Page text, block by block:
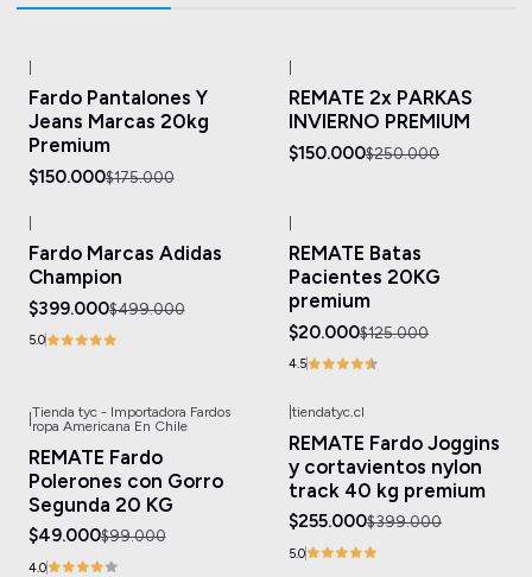
Agotado
Fardo Pantalones Y
Jeans Marcas 20kg
Premium
$150.000$175.000
REMATE 2x PARKAS
INVIERNO PREMIUM
$150.000$250.000
Fardo Marcas Adidas
Champion
$399.000$499.000
5.0
REMATE Batas
Pacientes 20KG
premium
$20.000$125.000
4.5
-51%OFF
Tienda tyc - Importadora Fardos
ropa Americana En Chile
REMATE Fardo
Polerones con Gorro
Segunda 20 KG
$49.000$99.000
4.0
tiendatyc.cl
REMATE Fardo Joggins
y cortavientos nylon
track 40 kg premium
$255.000$399.000
5.0